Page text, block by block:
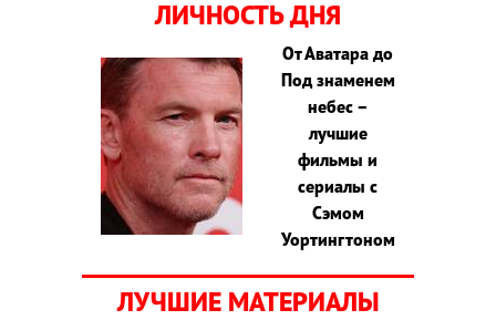
ЛИЧНОСТЬ ДНЯ
От Аватара до
Под знаменем
небес –
лучшие
фильмы и
сериалы с
Сэмом
Уортингтоном
ЛУЧШИЕ МАТЕРИАЛЫ